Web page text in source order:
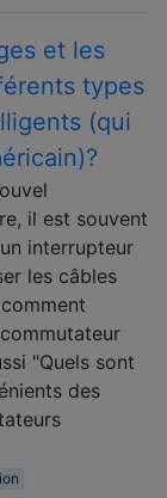
et les
types
(qui
il est souvent
interrupteur
les câbles
"Quels sont
des